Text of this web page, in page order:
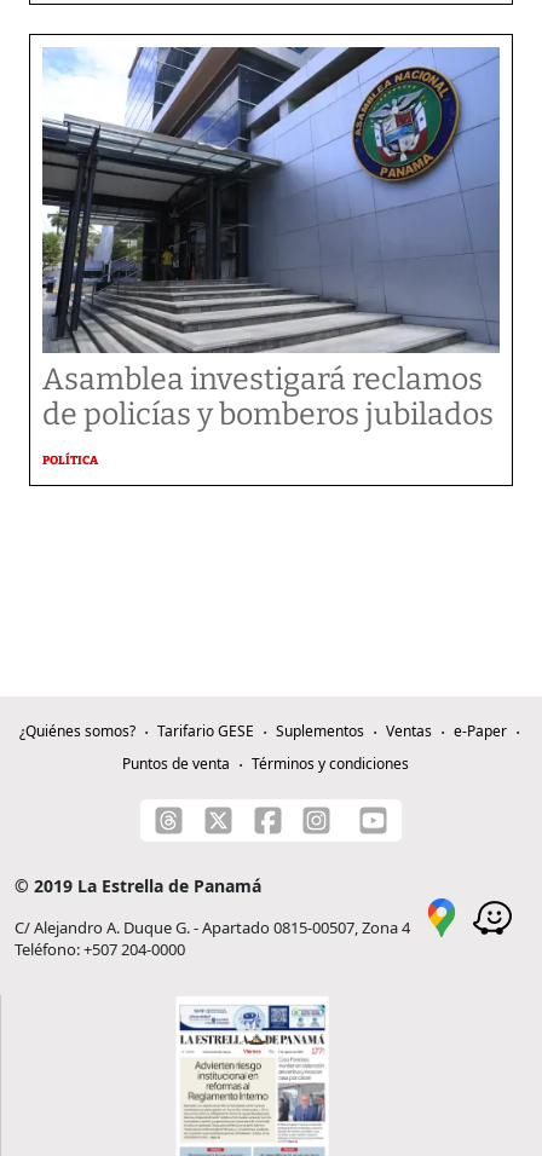
Asamblea investigará reclamos
de policías y bomberos jubilados
POLÍTICA
¿Quiénes somos? Tarifario GESE Suplementos Ventas
e-Paper
Puntos de venta
Términos y condiciones
© 2019 La Estrella de Panamá
C/ Alejandro A. Duque G. - Apartado 0815-00507, Zona 4
Teléfono: +507 204-0000